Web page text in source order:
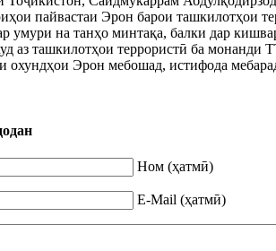
пайвастаи Эрон барои ташкилотҳои
умури на танҳо минтақа, балки дар
аз ташкилотҳои террористӣ ба
охундҳои Эрон мебошад, истифода
Ном (ҳатмӣ)
E-Mail (ҳатмӣ)